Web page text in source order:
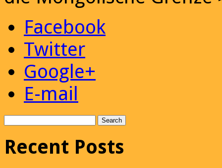
Facebook
Twitter
Google+
E-mail
Recent Posts